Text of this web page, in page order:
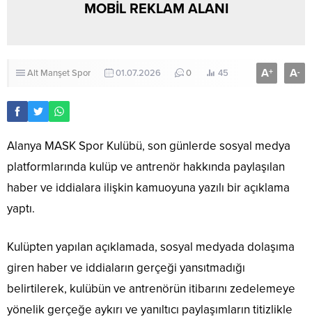
MOBİL REKLAM ALANI
Alt ManşetSpor 01.07.2026 0 45 A+ A-
Alanya MASK Spor Kulübü, son günlerde sosyal medya
platformlarında kulüp ve antrenör hakkında paylaşılan
haber ve iddialara ilişkin kamuoyuna yazılı bir açıklama
yaptı.
Kulüpten yapılan açıklamada, sosyal medyada dolaşıma
giren haber ve iddiaların gerçeği yansıtmadığı
belirtilerek, kulübün ve antrenörün itibarını zedelemeye
yönelik gerçeğe aykırı ve yanıltıcı paylaşımların titizlikle